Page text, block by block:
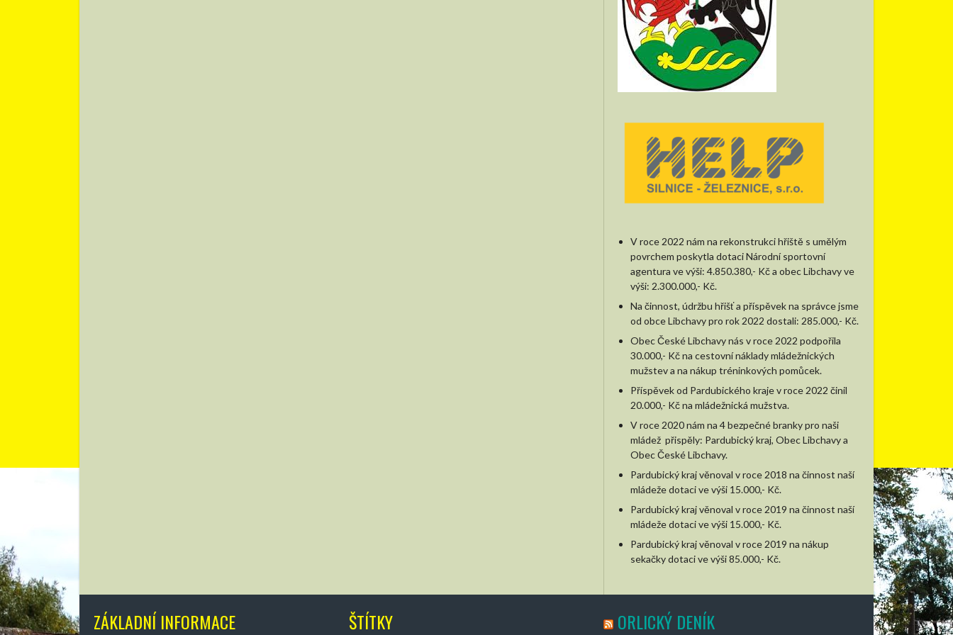
V roce 2022 nám na rekonstrukci hřiště s umělým
povrchem poskytla dotaci Národní sportovní
agentura ve výši: 4.850.380,- Kč a obec Libchavy ve
výši: 2.300.000,- Kč.
Na činnost, údržbu hřišť a příspěvek na správce jsme
od obce Libchavy pro rok 2022 dostali: 285.000,- Kč.
Obec České Libchavy nás v roce 2022 podpořila
30.000,- Kč na cestovní náklady mládežnických
mužstev a na nákup tréninkových pomůcek.
Příspěvek od Pardubického kraje v roce 2022 činil
20.000,- Kč na mládežnická mužstva.
V roce 2020 nám na 4 bezpečné branky pro naši
mládež přispěly: Pardubický kraj, Obec Libchavy a
Obec České Libchavy.
Pardubický kraj věnoval v roce 2018 na činnost naší
mládeže dotaci ve výši 15.000,- Kč.
Pardubický kraj věnoval v roce 2019 na činnost naší
mládeže dotaci ve výši 15.000,- Kč.
Pardubický kraj věnoval v roce 2019 na nákup
sekačky dotaci ve výši 85.000,- Kč.
ZÁKLADNÍ INFORMACE ŠTÍTKY ORLICKÝ DENÍK